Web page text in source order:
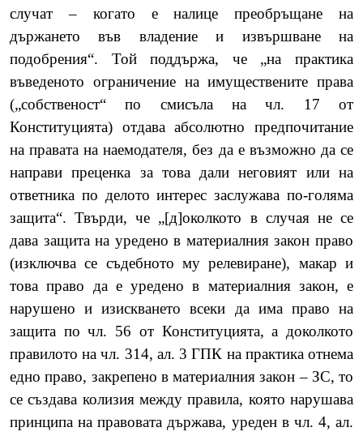
случат – когато е налице преобръщане на
държането във владение и извършване на
подобрения“. Той поддържа, че „на практика
въведеното ограничение на имуществените права
(„собственост“ по смисъла на чл. 17 от
Конституцията) отдава абсолютно предпочитание
на правата на наемодателя, без да е възможно да се
направи преценка за това дали неговият или на
ответника по делото интерес заслужава по-голяма
защита“. Твърди, че „[д]околкото в случая не се
дава защита на уредено в материалния закон право
(изключва се съдебното му релевиране), макар и
това право да е уредено в материалния закон, е
нарушено и изискването всеки да има право на
защита по чл. 56 от Конституцията, а доколкото
правилото на чл. 314, ал. 3 ГПК на практика отнема
едно право, закрепено в материалния закон – ЗС, то
се създава колизия между правила, която нарушава
принципа на правовата държава, уреден в чл. 4, ал.